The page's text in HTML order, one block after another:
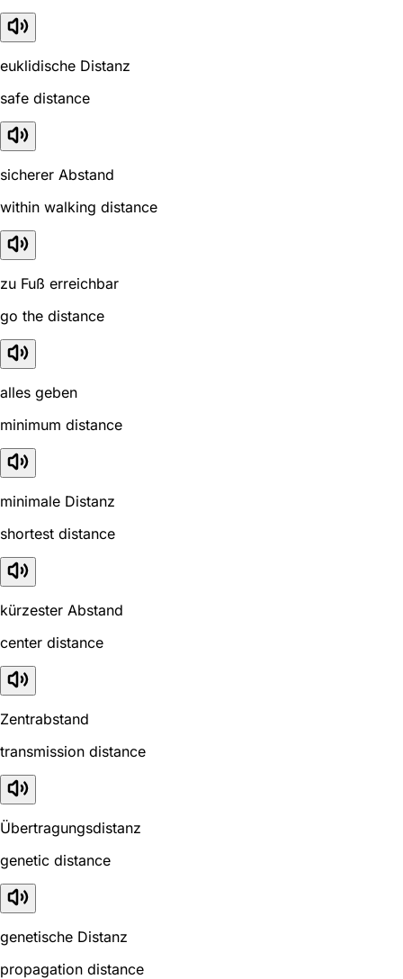
euklidische Distanz
safe distance
sicherer Abstand
within walking distance
zu Fuß erreichbar
go the distance
alles geben
minimum distance
minimale Distanz
shortest distance
kürzester Abstand
center distance
Zentrabstand
transmission distance
Übertragungsdistanz
genetic distance
genetische Distanz
propagation distance